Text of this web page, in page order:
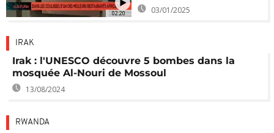
02:20 03/01/2025
IRAK
Irak : l'UNESCO découvre 5 bombes dans la
mosquée Al-Nouri de Mossoul
13/08/2024
RWANDA